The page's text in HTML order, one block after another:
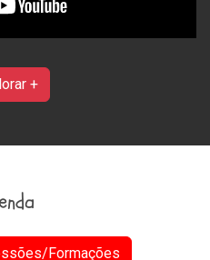
+
Formações